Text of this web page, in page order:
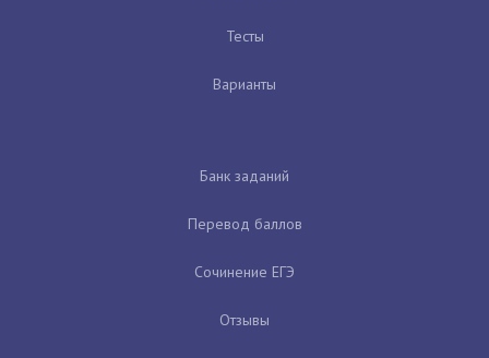
Тесты
Варианты
Банк заданий
Перевод баллов
Сочинение ЕГЭ
Отзывы